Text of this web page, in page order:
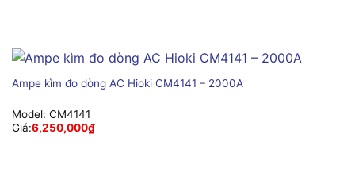
Ampe kìm đo dòng AC Hioki CM4141 – 2000A
Model: CM4141
Giá:6,250,000₫